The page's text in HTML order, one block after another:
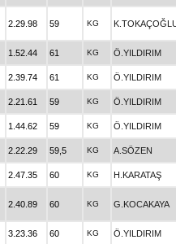
2.29.98 59 KG
1.52.44 61 KG Ö.YILDIRIM
2.39.74 61 KG Ö.YILDIRIM
2.21.61 59 KG Ö.YILDIRIM
1.44.62 59 KG Ö.YILDIRIM
2.22.29 59,5 KG A.SÖZEN
2.47.35 60 KG H.KARATAŞ
2.40.89 60 KG G.KOCAKAYA
3.23.36 60 KG Ö.YILDIRIM